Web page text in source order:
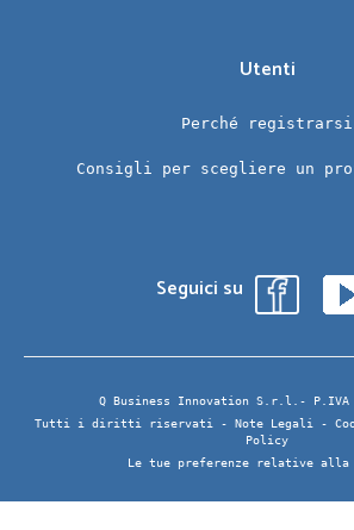
Utenti
Perché registrarsi
Consigli per scegliere un
Seguici su
Q Business Innovation S.r.l.- P.IVA
Tutti i diritti riservati - Note Legali -
Policy
Le tue preferenze relative alla